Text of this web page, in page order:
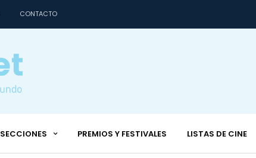
CONTACTO
SECCIONES PREMIOS Y FESTIVALES LISTAS DE CINE